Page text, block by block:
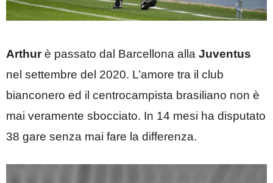
Arthurè passato dal Barcellona alla Juventus
nel settembre del 2020. L’amore tra il club
bianconero ed il centrocampista brasiliano non è
mai veramente sbocciato. In 14 mesi ha disputato
38 gare senza mai fare la differenza.